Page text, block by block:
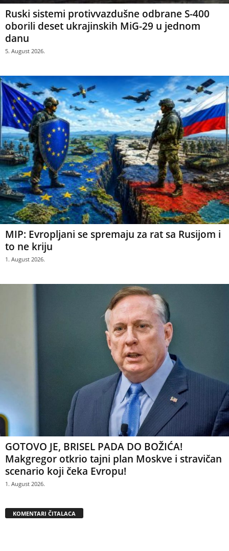
Ruski sistemi protivvazdušne odbrane S-400
oborili deset ukrajinskih MiG-29 u jednom
danu
5. August 2026.
MIP: Evropljani se spremaju za rat sa Rusijom i
to ne kriju
1. August 2026.
GOTOVO JE, BRISEL PADA DO BOŽIĆA!
Makgregor otkrio tajni plan Moskve i stravičan
scenario koji čeka Evropu!
1. August 2026.
KOMENTARI ČITALACA